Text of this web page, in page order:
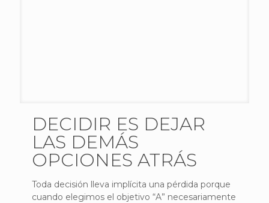
DECIDIR ES DEJAR
LAS DEMÁS
OPCIONES ATRÁS
Toda decisión lleva implícita una pérdida porque
cuando elegimos el objetivo “A” necesariamente